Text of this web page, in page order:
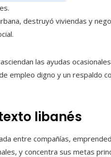
destruyó viviendas y
las ayudas
empleo digno y un respaldo
libanés
entre compañías,
y concentra sus metas